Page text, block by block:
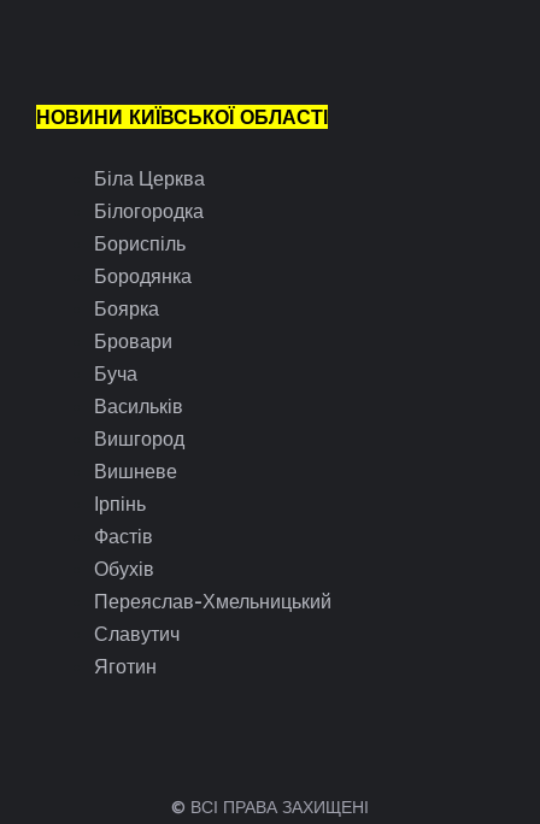
НОВИНИ КИЇВСЬКОЇ ОБЛАСТІ
Біла Церква
Білогородка
Бориспіль
Бородянка
Боярка
Бровари
Буча
Васильків
Вишгород
Вишневе
Ірпінь
Фастів
Обухів
Переяслав-Хмельницький
Славутич
Яготин
© ВСІ ПРАВА ЗАХИЩЕНІ